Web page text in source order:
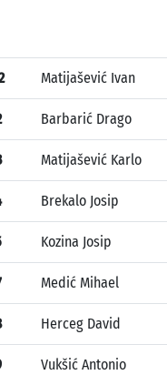
Matijašević Ivan
Barbarić Drago
Matijašević Karlo
Brekalo Josip
Kozina Josip
Medić Mihael
Herceg David
Vukšić Antonio